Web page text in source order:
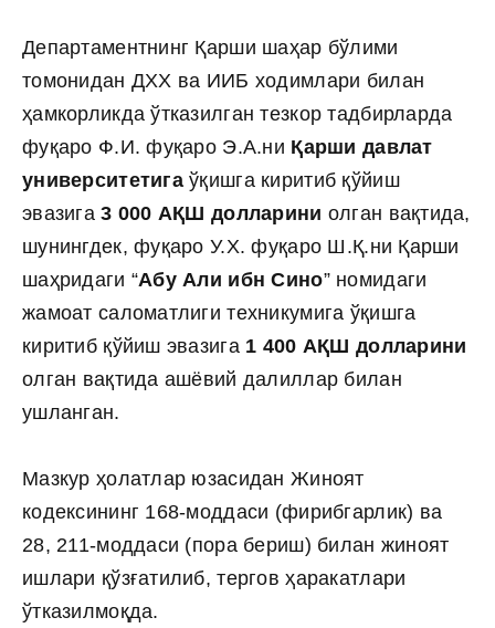
Департаментнинг Қарши шаҳар бўлими
томонидан ДХХ ва ИИБ ходимлари билан
ҳамкорликда ўтказилган тезкор тадбирларда
фуқаро Ф.И. фуқаро Э.А.ни Қарши давлат
университетигаўқишга киритиб қўйиш
эвазига3 000 АҚШ долларини олган вақтида,
шунингдек, фуқаро У.Х. фуқаро Ш.Қ.ни Қарши
шаҳридаги “Абу Али ибн Сино” номидаги
жамоат саломатлиги техникумига ўқишга
киритиб қўйиш эвазига 1 400 АҚШ долларини
олган вақтида ашёвий далиллар билан
ушланган.
Мазкур ҳолатлар юзасидан Жиноят
кодексининг 168-моддаси (фирибгарлик) ва
28, 211-моддаси (пора бериш) билан жиноят
ишлари қўзғатилиб, тергов ҳаракатлари
ўтказилмоқда.